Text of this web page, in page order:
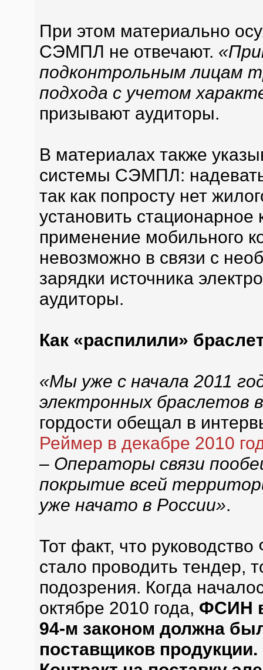
При этом материально
СЭМПЛ не отвечают.
подконтрольным лицам
подхода с учетом
призывают аудиторы.
В материалах также
системы СЭМПЛ:
так как попросту нет
установить стационарное
применение мобильного
невозможно в связи с
зарядки источника
аудиторы.
Как «распилили»
«Мы уже с начала 2011
электронных браслетов
гордости обещал в
Реймер в декабре 2010
– Операторы связи
покрытие всей
уже начато в России».
Тот факт, что
стало проводить тендер,
подозрения. Когда
октябре 2010 года, ФСИН
94-м законом должна
поставщиков